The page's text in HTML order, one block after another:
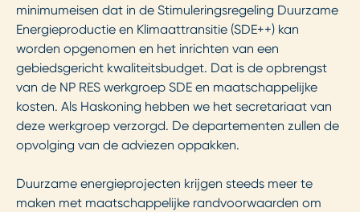
minimumeisen dat in de Stimuleringsregeling Duurzame
Energieproductie en Klimaattransitie (SDE++) kan
worden opgenomen en het inrichten van een
gebiedsgericht kwaliteitsbudget. Dat is de opbrengst
van de NP RES werkgroep SDE en maatschappelijke
kosten. Als Haskoning hebben we het secretariaat van
deze werkgroep verzorgd. De departementen zullen de
opvolging van de adviezen oppakken.
Duurzame energieprojecten krijgen steeds meer te
maken met maatschappelijke randvoorwaarden om